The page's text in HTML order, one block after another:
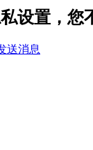
设置，您
送消息